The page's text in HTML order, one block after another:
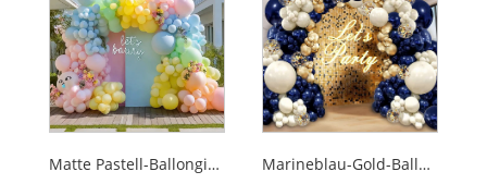
Matte Pastell-Ballongirlanden-Sets Marineblau-Gold-Ballon-Girlanden-Bogen-Set